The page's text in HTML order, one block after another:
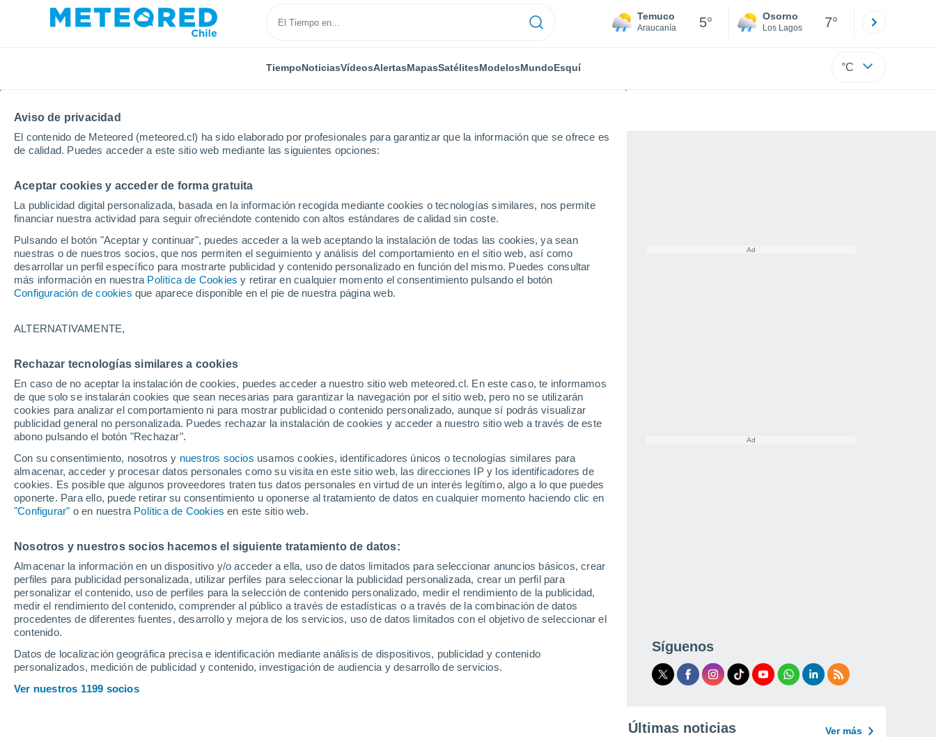
Aviso de privacidad
El contenido de Meteored (meteored.cl) ha sido elaborado por profesionales para garantizar que la información que se ofrece es
de calidad. Puedes acceder a este sitio web mediante las siguientes opciones:
Aceptar cookies y acceder de forma gratuita
La publicidad digital personalizada, basada en la información recogida mediante cookies o tecnologías similares, nos permite
financiar nuestra actividad para seguir ofreciéndote contenido con altos estándares de calidad sin coste.
Pulsando el botón "Aceptar y continuar", puedes acceder a la web aceptando la instalación de todas las cookies, ya sean
nuestras o de nuestros socios, que nos permiten el seguimiento y análisis del comportamiento en el sitio web, así como
desarrollar un perfil específico para mostrarte publicidad y contenido personalizado en función del mismo. Puedes consultar
más información en nuestra Política de Cookies y retirar en cualquier momento el consentimiento pulsando el botón
Configuración de cookies que aparece disponible en el pie de nuestra página web.
ALTERNATIVAMENTE,
Rechazar tecnologías similares a cookies
En caso de no aceptar la instalación de cookies, puedes acceder a nuestro sitio web meteored.cl. En este caso, te informamos
de que solo se instalarán cookies que sean necesarias para garantizar la navegación por el sitio web, pero no se utilizarán
cookies para analizar el comportamiento ni para mostrar publicidad o contenido personalizado, aunque sí podrás visualizar
publicidad general no personalizada. Puedes rechazar la instalación de cookies y acceder a nuestro sitio web a través de este
abono pulsando el botón "Rechazar".
Con su consentimiento, nosotros y nuestros socios usamos cookies, identificadores únicos o tecnologías similares para
almacenar, acceder y procesar datos personales como su visita en este sitio web, las direcciones IP y los identificadores de
cookies. Es posible que algunos proveedores traten tus datos personales en virtud de un interés legítimo, algo a lo que puedes
oponerte. Para ello, puede retirar su consentimiento u oponerse al tratamiento de datos en cualquier momento haciendo clic en
"Configurar" o en nuestra Política de Cookies en este sitio web.
Nosotros y nuestros socios hacemos el siguiente tratamiento de datos:
Almacenar la información en un dispositivo y/o acceder a ella, uso de datos limitados para seleccionar anuncios básicos, crear
perfiles para publicidad personalizada, utilizar perfiles para seleccionar la publicidad personalizada, crear un perfil para
personalizar el contenido, uso de perfiles para la selección de contenido personalizado, medir el rendimiento de la publicidad,
medir el rendimiento del contenido, comprender al público a través de estadísticas o a través de la combinación de datos
procedentes de diferentes fuentes, desarrollo y mejora de los servicios, uso de datos limitados con el objetivo de seleccionar el
contenido.
Datos de localización geográfica precisa e identificación mediante análisis de dispositivos, publicidad y contenido
personalizados, medición de publicidad y contenido, investigación de audiencia y desarrollo de servicios.
Ver nuestros 1199 socios
Temuco
Araucanía 5° Osorno
Los Lagos 7°
TiempoNoticiasVídeosAlertasMapasSatélitesModelosMundoEsquí °C
Alerta Amarilla en Provincia de Los Andes por
tormentas eléctricas y lluvia
Se pronostica una semana atmósferica movida para el sector cordillerano y
precordillerano de la Región de Valparaíso. Atención a las lluvias que se puedan
presentar los próximos días.
Reina Campos Caba 09/01/2023 14:38 1 min
La inestabilidad atmosférica en la Cordillera deLos Andesnos ha
acompañado desde hace varias semanas. Como consecuencia de ello, la jornada
de este domingo (08 de enero) se registraron personas aisladas y cortes de
caminosen el tramo que recorre el Río Aconcagua.Situación similar se
observó en la localidad deSan Esteban, donde rescataron a personas
San Francisco.
¿Por qué tenemoslluvia en la Cordillera de Los Andes , cuando
debería ser nieve? Esto se debe a que laisoterma 0°Cestá a una
altitud mayor, por lo tanto,en vez de caer nieve, cae agua. Donde
Considerando la Alerta Amarilla emitida por el
Síguenos
Últimas noticias Ver más